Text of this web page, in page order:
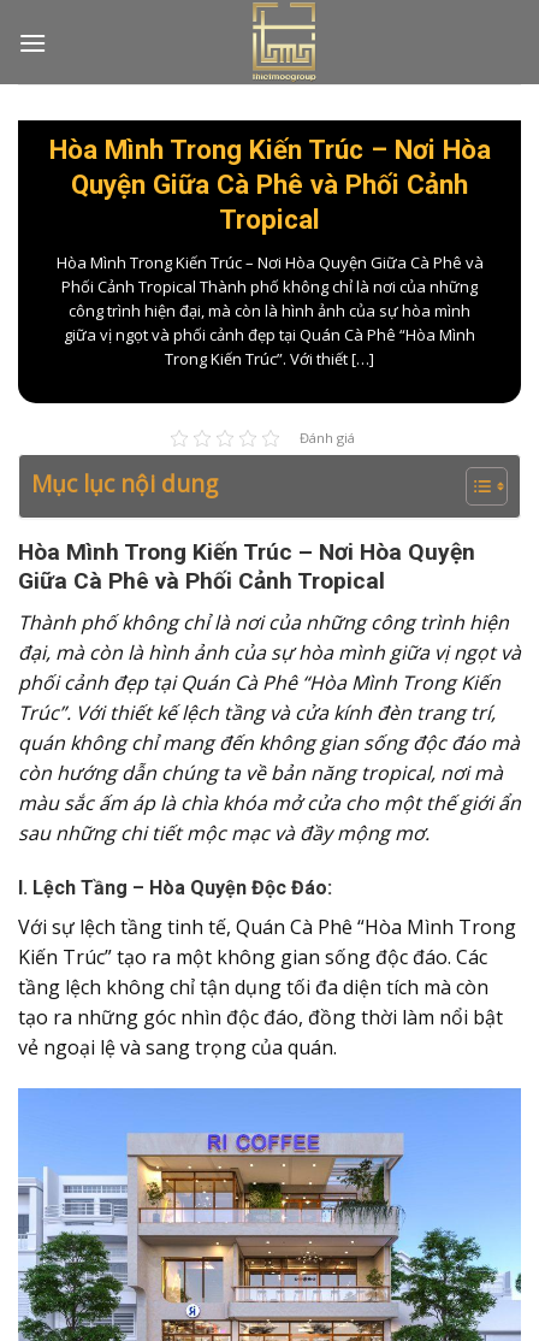
Hòa Mình Trong Kiến Trúc – Nơi Hòa
Quyện Giữa Cà Phê và Phối Cảnh
Tropical
Hòa Mình Trong Kiến Trúc – Nơi Hòa Quyện Giữa Cà Phê và
Phối Cảnh Tropical Thành phố không chỉ là nơi của những
công trình hiện đại, mà còn là hình ảnh của sự hòa mình
giữa vị ngọt và phối cảnh đẹp tại Quán Cà Phê “Hòa Mình
Trong Kiến Trúc”. Với thiết […]
Đánh giá
Mục lục nội dung
Hòa Mình Trong Kiến Trúc – Nơi Hòa Quyện
Giữa Cà Phê và Phối Cảnh Tropical
Thành phố không chỉ là nơi của những công trình hiện
đại, mà còn là hình ảnh của sự hòa mình giữa vị ngọt và
phối cảnh đẹp tại Quán Cà Phê “Hòa Mình Trong Kiến
Trúc”. Với thiết kế lệch tầng và cửa kính đèn trang trí,
quán không chỉ mang đến không gian sống độc đáo mà
còn hướng dẫn chúng ta về bản năng tropical, nơi mà
màu sắc ấm áp là chìa khóa mở cửa cho một thế giới ẩn
sau những chi tiết mộc mạc và đầy mộng mơ.
I. Lệch Tầng – Hòa Quyện Độc Đáo:
Với sự lệch tầng tinh tế, Quán Cà Phê “Hòa Mình Trong
Kiến Trúc” tạo ra một không gian sống độc đáo. Các
tầng lệch không chỉ tận dụng tối đa diện tích mà còn
tạo ra những góc nhìn độc đáo, đồng thời làm nổi bật
vẻ ngoại lệ và sang trọng của quán.